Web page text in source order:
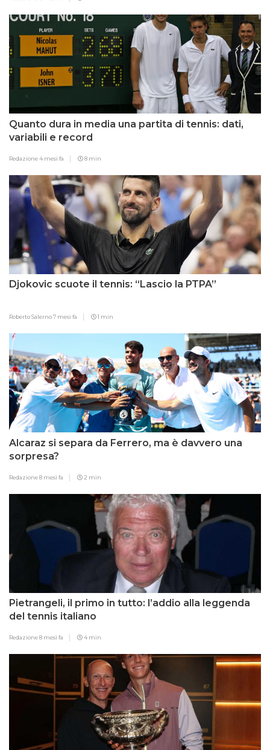
Quanto dura in media una partita di tennis: dati,
variabili e record
Redazione4 mesi fa 8 min
Djokovic scuote il tennis: “Lascio la PTPA”
Roberto Salerno7 mesi fa 1 min
Alcaraz si separa da Ferrero, ma è davvero una
sorpresa?
Redazione8 mesi fa 2 min
Pietrangeli, il primo in tutto: l’addio alla leggenda
del tennis italiano
Redazione8 mesi fa 4 min